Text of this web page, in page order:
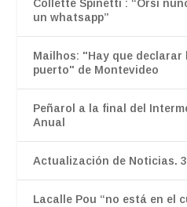
Collette Spinetti : “Orsi
un whatsapp”
Mailhos: "Hay que declarar
puerto" de Montevideo
Peñarol a la final del
Anual
Actualización de Noticias.
Lacalle Pou “no está en el